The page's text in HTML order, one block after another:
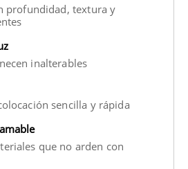
profundidad, textura y
inalterables
sencilla y rápida
que no arden con